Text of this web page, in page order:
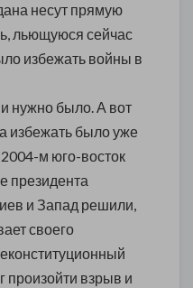
несут прямую
льющуюся сейчас
избежать войны в
нужно было. А вот
избежать было уже
м юго-восток
президента
и Запад решили,
своего
произойти взрыв и